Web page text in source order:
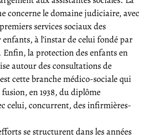
concerne le domaine judiciaire, avec
services sociaux des
à l’instar de celui fondé par
Enfin, la protection des enfants en
autour des consultations de
cette branche médico-sociale qui
en 1938, du diplôme
celui, concurrent, des infirmières-
se structurent dans les années